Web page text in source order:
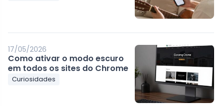
17/05/2026
Como ativar o modo escuro
em todos os sites do Chrome
Curiosidades